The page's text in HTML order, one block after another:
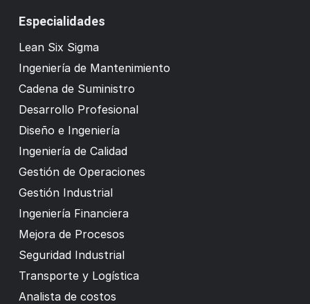
Especialidades
Lean Six Sigma
Ingeniería de Mantenimiento
Cadena de Suministro
Desarrollo Profesional
Diseño e Ingeniería
Ingeniería de Calidad
Gestión de Operaciones
Gestión Industrial
Ingeniería Financiera
Mejora de Procesos
Seguridad Industrial
Transporte y Logística
Analista de costos